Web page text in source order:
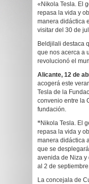
«Nikola Tesla. El
repasa la vida y
manera didáctica
visitar del 30 de
Beldjilali destaca
que nos acerca a
revolucionó el
Alicante, 12 de
acogerá este
Tesla de la
convenio entre la
fundación.
“ Nikola Tesla. El
repasa la vida y
manera didáctica
que se
avenida de Niza
al 2 de
La concejala de